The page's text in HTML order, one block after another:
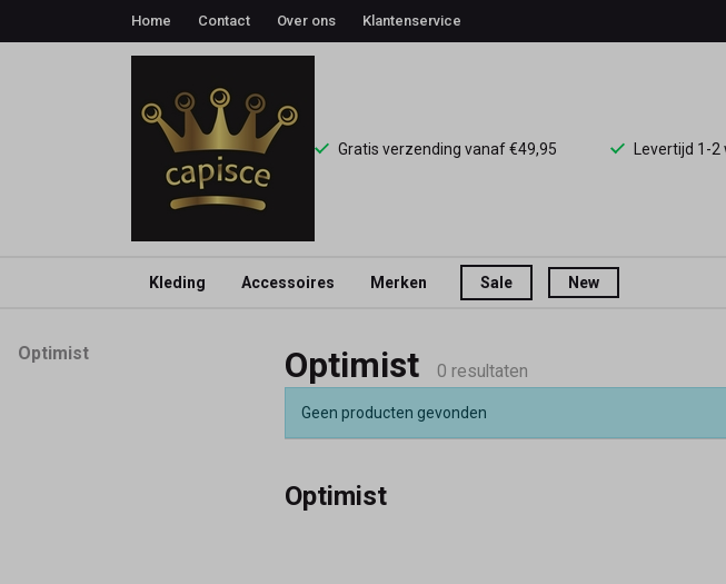
Home Contact Over ons Klantenservice
Gratis verzending vanaf €49,95 Levertijd 1-
Kleding Accessoires Merken Sale New
Optimist
Optimist Optimist 0 resultaten
Geen producten gevonden
Optimist